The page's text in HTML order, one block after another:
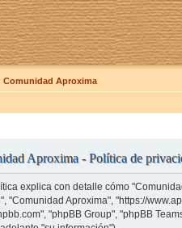
Comunidad Aproxima
Aproxima - Política de
explica con detalle cómo
"Comunidad Aproxima", "https://
"phpBB Group", "phpBB